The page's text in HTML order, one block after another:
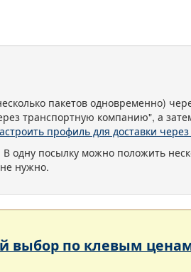
пакетов одновременно)
транспортную компанию", а
профиль для доставки
одну посылку можно положить
нужно.
выбор по клевым